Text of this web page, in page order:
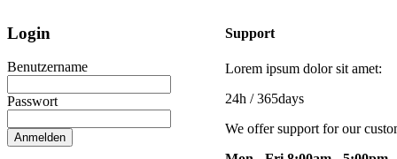
Login
Benutzername
Passwort
Anmelden
Support
Lorem ipsum dolor sit amet:
24h / 365days
We offer support for our